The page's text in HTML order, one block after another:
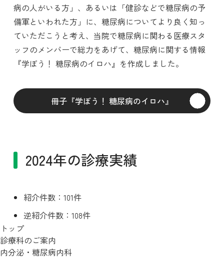
トップ
診療科のご案内
内分泌・糖尿病内科
病の人がいる方」、あるいは「健診などで糖尿病の予
備軍といわれた方」に、糖尿病についてより良く知っ
ていただこうと考え、当院で糖尿病に関わる医療スタ
ッフのメンバーで総力をあげて、糖尿病に関する情報
『学ぼう！ 糖尿病のイロハ』を作成しました。
冊子『学ぼう！ 糖尿病のイロハ』
2024年の診療実績
紹介件数：101件
逆紹介件数：108件